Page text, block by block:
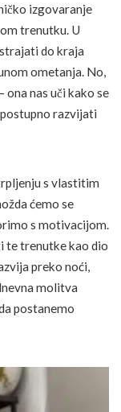
izgovaranje
trenutku. U
do kraja
ometanja. No,
nas uči kako se
razvijati
s vlastitim
ćemo se
s motivacijom.
te trenutke kao dio
preko noći,
molitva
postanemo